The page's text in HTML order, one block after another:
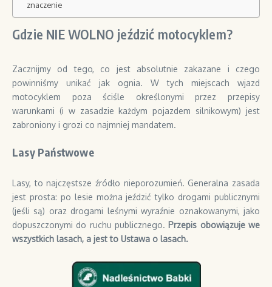
znaczenie
Gdzie NIE WOLNO jeździć motocyklem?
Zacznijmy od tego, co jest absolutnie zakazane i czego
powinniśmy unikać jak ognia. W tych miejscach wjazd
motocyklem poza ściśle określonymi przez przepisy
warunkami (i w zasadzie każdym pojazdem silnikowym) jest
zabroniony i grozi co najmniej mandatem.
Lasy Państwowe
Lasy, to najczęstsze źródło nieporozumień. Generalna zasada
jest prosta: po lesie można jeździć tylko drogami publicznymi
(jeśli są) oraz drogami leśnymi wyraźnie oznakowanymi, jako
dopuszczonymi do ruchu publicznego. Przepis obowiązuje we
wszystkich lasach, a jest to Ustawa o lasach.